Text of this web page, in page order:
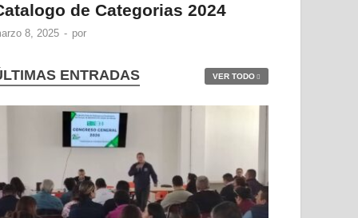
de Categorias 2024
8, 2025 - por
ENTRADAS VER TODO